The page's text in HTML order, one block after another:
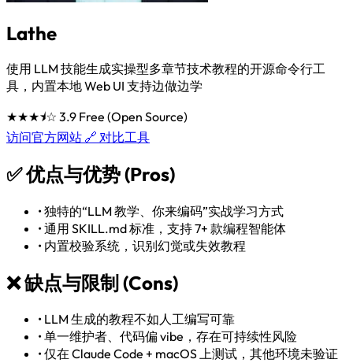
Lathe
使用 LLM 技能生成实操型多章节技术教程的开源命令行工
具，内置本地 Web UI 支持边做边学
★★★⯨☆ 3.9 Free (Open Source)
访问官方网站 🔗 对比工具
✅优点与优势 (Pros)
•独特的“LLM 教学、你来编码”实战学习方式
•通用 SKILL.md 标准，支持 7+ 款编程智能体
• 内置校验系统，识别幻觉或失效教程
❌缺点与限制 (Cons)
• LLM 生成的教程不如人工编写可靠
•单一维护者、代码偏 vibe，存在可持续性风险
•仅在 Claude Code + macOS 上测试，其他环境未验证